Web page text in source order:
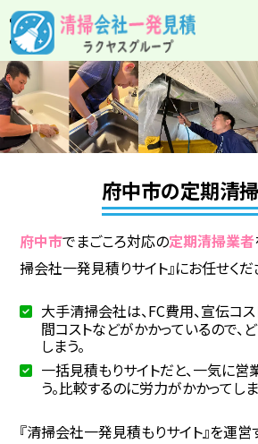
府中市の定期清
府中市でまごころ対応の定期清掃業者
掃会社一発見積りサイト』にお任せくだ
大手清掃会社は、FC費用、宣伝コ
間コストなどがかかっているので、
しまう。
一括見積もりサイトだと、一気に
う。比較するのに労力がかかってしま
『清掃会社一発見積もりサイト』を運営